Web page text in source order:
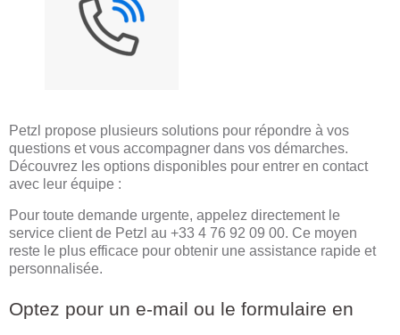
Petzl propose plusieurs solutions pour répondre à vos
questions et vous accompagner dans vos démarches.
Découvrez les options disponibles pour entrer en contact
avec leur équipe :
Pour toute demande urgente, appelez directement le
service client de Petzl au +33 4 76 92 09 00. Ce moyen
reste le plus efficace pour obtenir une assistance rapide et
personnalisée.
Optez pour un e-mail ou le formulaire en